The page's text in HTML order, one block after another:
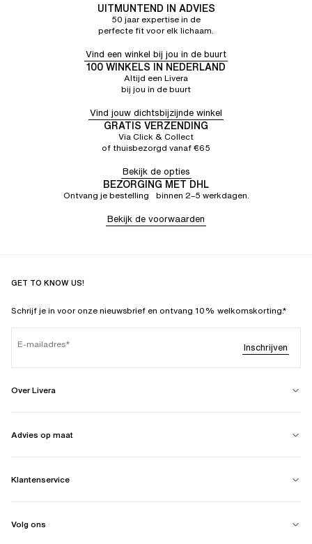
UITMUNTEND IN ADVIES
50 jaar expertise in de
perfecte fit voor elk lichaam.
Vind een winkel bij jou in de buurt
100 WINKELS IN NEDERLAND
Altijd een Livera
bij jou in de buurt
Vind jouw dichtsbijzijnde winkel
GRATIS VERZENDING
Via Click & Collect
of thuisbezorgd vanaf €65
Bekijk de opties
BEZORGING MET DHL
Ontvang je bestelling binnen 2–5 werkdagen.
Bekijk de voorwaarden
GET TO KNOW US!
Schrijf je in voor onze nieuwsbrief en ontvang 10% welkomskorting.*
E-mailadres Inschrijven
Over Livera
Advies op maat
Klantenservice
Volg ons